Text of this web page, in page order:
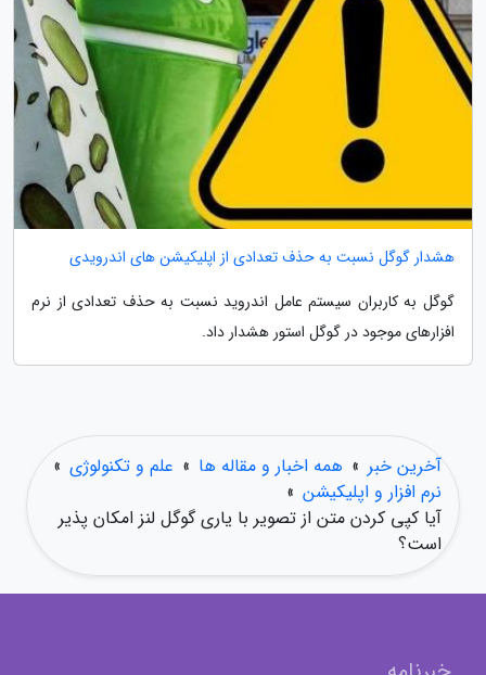
هشدار گوگل نسبت به حذف تعدادی از اپلیکیشن های اندرویدی
گوگل به کاربران سیستم عامل اندروید نسبت به حذف تعدادی از نرم
افزارهای موجود در گوگل استور هشدار داد.
آخرین خبر » همه اخبار و مقاله ها » علم و تکنولوژی »
نرم افزار و اپلیکیشن »
آیا کپی کردن متن از تصویر با یاری گوگل لنز امکان پذیر
است؟